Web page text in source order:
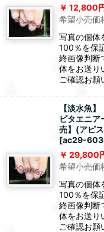
12,800
希望小売価
写真の個体
100％を保
終画像判断
体をお送り
ご確認お
【淡水魚
ビタエニア
売】(アピ
[ac29-
29,800
希望小売価
写真の個体
100％を保
終画像判断
体をお送り
ご確認お